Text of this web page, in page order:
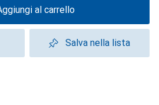
al carrello
Salva nella lista